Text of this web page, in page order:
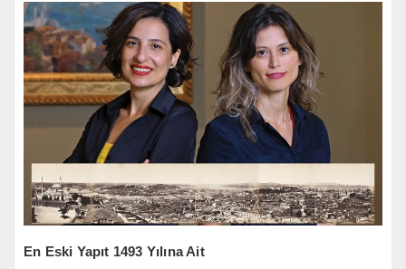
En Eski Yapıt 1493 Yılına Ait